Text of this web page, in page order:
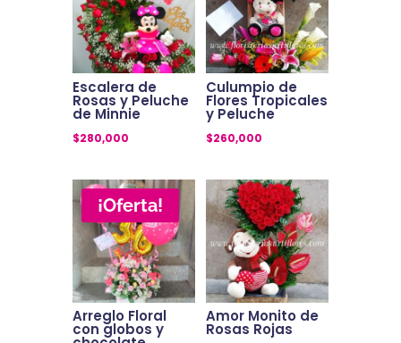
Escalera de
Rosas y Peluche
de Minnie
$280,000
Culumpio de
Flores Tropicales
y Peluche
$260,000
¡Oferta!
Arreglo Floral
con globos y
Amor Monito de
Rosas Rojas